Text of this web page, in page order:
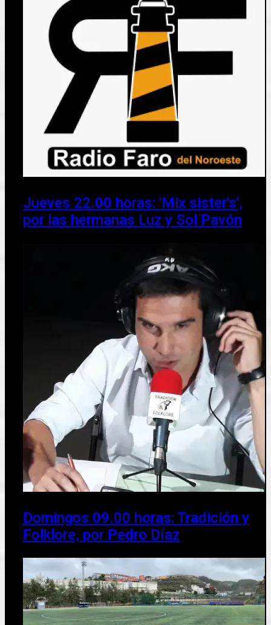
Jueves 22.00 horas: 'Mix sister's',
por las hermanas Luz y Sol Pavón
Domingos 09.00 horas: Tradición y
Folklore, por Pedro Díaz